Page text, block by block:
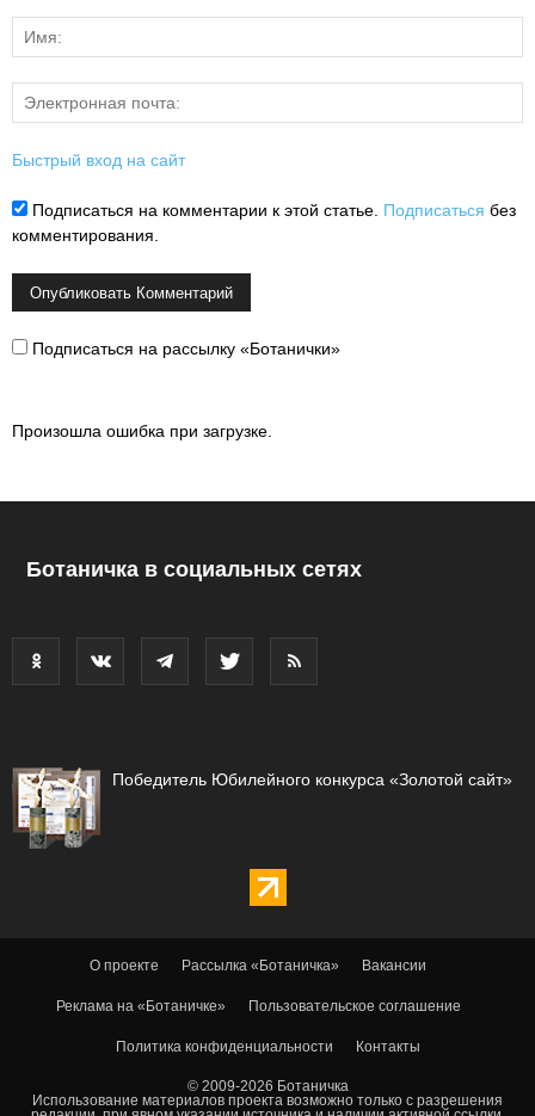
Быстрый вход на сайт
Подписаться на комментарии к этой статье. Подписаться без
комментирования.
Подписаться на рассылку «Ботанички»
Произошла ошибка при загрузке.
Ботаничка в социальных сетях
Победитель Юбилейного конкурса «Золотой сайт»
О проекте Рассылка «Ботаничка» Вакансии
Реклама на «Ботаничке» Пользовательское соглашение
Политика конфиденциальности Контакты
© 2009-2026 Ботаничка
Использование материалов проекта возможно только с разрешения